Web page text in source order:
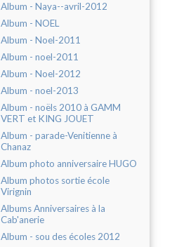
Album - Naya--avril-2012
Album - NOEL
Album - Noel-2011
Album - noel-2011
Album - Noel-2012
Album - noel-2013
Album - noëls 2010 à GAMM
VERT et KING JOUET
Album - parade-Venitienne à
Chanaz
Album photo anniversaire HUGO
Album photos sortie école
Virignin
Albums Anniversaires à la
Cab'anerie
Album - sou des écoles 2012